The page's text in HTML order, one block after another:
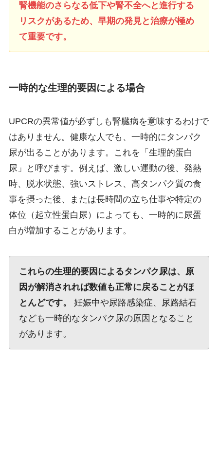
腎機能のさらなる低下や腎不全へと進行する
リスクがあるため、早期の発見と治療が極め
て重要です。
一時的な生理的要因による場合
UPCRの異常値が必ずしも腎臓病を意味するわけで
はありません。健康な人でも、一時的にタンパク
尿が出ることがあります。これを「生理的蛋白
尿」と呼びます。例えば、激しい運動の後、発熱
時、脱水状態、強いストレス、高タンパク質の食
事を摂った後、または長時間の立ち仕事や特定の
体位（起立性蛋白尿）によっても、一時的に尿蛋
白が増加することがあります。
これらの生理的要因によるタンパク尿は、原
因が解消されれば数値も正常に戻ることがほ
とんどです。
妊娠中や尿路感染症、尿路結石
なども一時的なタンパク尿の原因となること
があります。